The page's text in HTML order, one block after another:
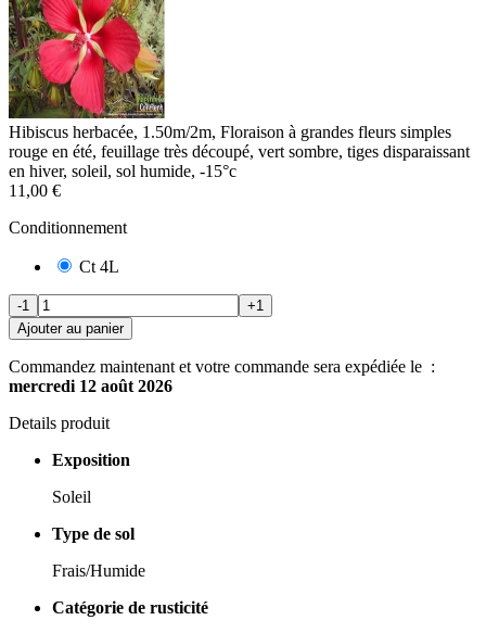
Hibiscus herbacée, 1.50m/2m, Floraison à grandes fleurs simples
rouge en été, feuillage très découpé, vert sombre, tiges disparaissant
en hiver, soleil, sol humide, -15°c
11,00 €
Conditionnement
Ct 4L
-1
+1
Ajouter au panier
Commandez maintenant et votre commande sera expédiée le :
mercredi 12 août 2026
Details produit
Exposition
Soleil
Type de sol
Frais/Humide
Catégorie de rusticité